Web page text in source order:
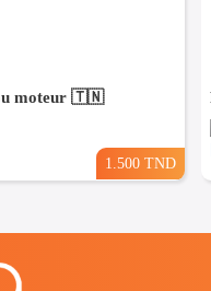
moteur 🇹🇳
1.500 TND